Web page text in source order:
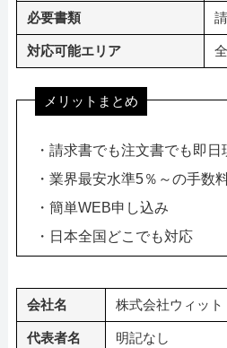
必要書類
対応可能エリア
メリットまとめ
・請求書でも注文書でも即日
・業界最安水準5％～の手数
・簡単WEB申し込み
・日本全国どこでも対応
会社名 株式会社ウィット
代表者名 明記なし